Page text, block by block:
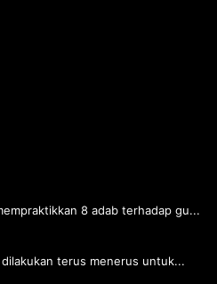
8 adab terhadap gu...
terus menerus untuk...